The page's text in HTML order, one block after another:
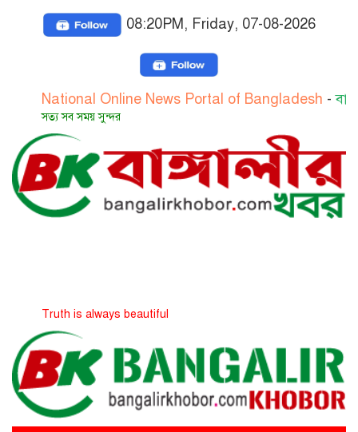
08:20PM, Friday, 07-08-2026
Online News Portal of Bangladesh- বাংলাদেশের
সব সময় সুন্দর
is always beautiful